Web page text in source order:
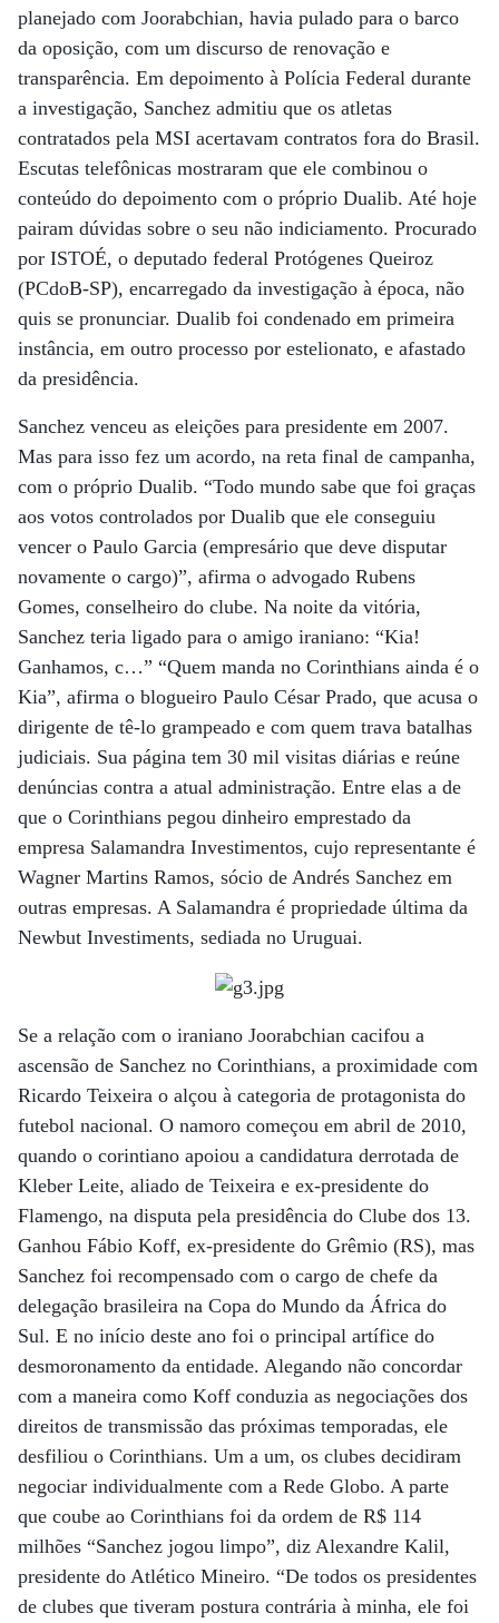
planejado com Joorabchian, havia pulado para o barco
da oposição, com um discurso de renovação e
transparência. Em depoimento à Polícia Federal durante
a investigação, Sanchez admitiu que os atletas
contratados pela MSI acertavam contratos fora do Brasil.
Escutas telefônicas mostraram que ele combinou o
conteúdo do depoimento com o próprio Dualib. Até hoje
pairam dúvidas sobre o seu não indiciamento. Procurado
por ISTOÉ, o deputado federal Protógenes Queiroz
(PCdoB-SP), encarregado da investigação à época, não
quis se pronunciar. Dualib foi condenado em primeira
instância, em outro processo por estelionato, e afastado
da presidência.
Sanchez venceu as eleições para presidente em 2007.
Mas para isso fez um acordo, na reta final de campanha,
com o próprio Dualib. “Todo mundo sabe que foi graças
aos votos controlados por Dualib que ele conseguiu
vencer o Paulo Garcia (empresário que deve disputar
novamente o cargo)”, afirma o advogado Rubens
Gomes, conselheiro do clube. Na noite da vitória,
Sanchez teria ligado para o amigo iraniano: “Kia!
Ganhamos, c…” “Quem manda no Corinthians ainda é o
Kia”, afirma o blogueiro Paulo César Prado, que acusa o
dirigente de tê-lo grampeado e com quem trava batalhas
judiciais. Sua página tem 30 mil visitas diárias e reúne
denúncias contra a atual administração. Entre elas a de
que o Corinthians pegou dinheiro emprestado da
empresa Salamandra Investimentos, cujo representante é
Wagner Martins Ramos, sócio de Andrés Sanchez em
outras empresas. A Salamandra é propriedade última da
Newbut Investiments, sediada no Uruguai.
Se a relação com o iraniano Joorabchian cacifou a
ascensão de Sanchez no Corinthians, a proximidade com
Ricardo Teixeira o alçou à categoria de protagonista do
futebol nacional. O namoro começou em abril de 2010,
quando o corintiano apoiou a candidatura derrotada de
Kleber Leite, aliado de Teixeira e ex-presidente do
Flamengo, na disputa pela presidência do Clube dos 13.
Ganhou Fábio Koff, ex-presidente do Grêmio (RS), mas
Sanchez foi recompensado com o cargo de chefe da
delegação brasileira na Copa do Mundo da África do
Sul. E no início deste ano foi o principal artífice do
desmoronamento da entidade. Alegando não concordar
com a maneira como Koff conduzia as negociações dos
direitos de transmissão das próximas temporadas, ele
desfiliou o Corinthians. Um a um, os clubes decidiram
negociar individualmente com a Rede Globo. A parte
que coube ao Corinthians foi da ordem de R$ 114
milhões “Sanchez jogou limpo”, diz Alexandre Kalil,
presidente do Atlético Mineiro. “De todos os presidentes
de clubes que tiveram postura contrária à minha, ele foi